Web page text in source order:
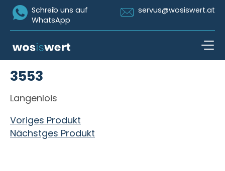
Icon Whatsapp
Schreib uns auf
WhatsApp
Icon Email
servus@wosiswert.at
3553
Langenlois
Beitragsnavigation
Voriges Produkt
Nächstges Produkt